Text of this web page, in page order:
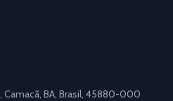
BA, Brasil, 45880-000